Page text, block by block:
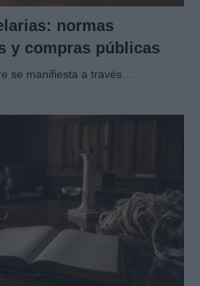
normas
y compras públicas
se manifiesta a través…